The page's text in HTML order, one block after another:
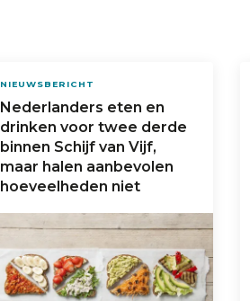
NIEUWSBERICHT
Nederlanders eten en
drinken voor twee derde
binnen Schijf van Vijf,
maar halen aanbevolen
hoeveelheden niet